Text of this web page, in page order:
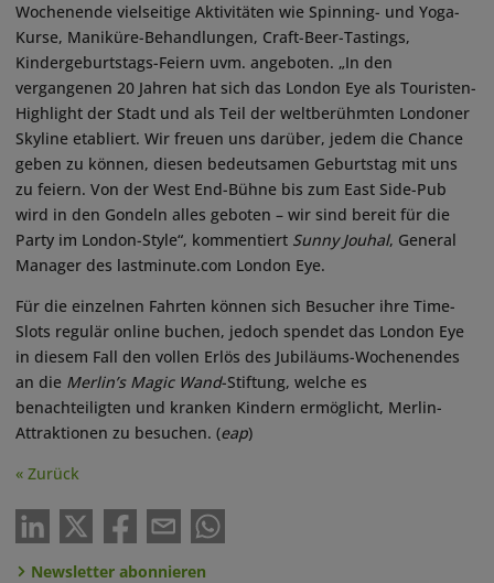
Wochenende vielseitige Aktivitäten wie Spinning- und Yoga-
Kurse, Maniküre-Behandlungen, Craft-Beer-Tastings,
Kindergeburtstags-Feiern uvm. angeboten. „In den
vergangenen 20 Jahren hat sich das London Eye als Touristen-
Highlight der Stadt und als Teil der weltberühmten Londoner
Skyline etabliert. Wir freuen uns darüber, jedem die Chance
geben zu können, diesen bedeutsamen Geburtstag mit uns
zu feiern. Von der West End-Bühne bis zum East Side-Pub
wird in den Gondeln alles geboten – wir sind bereit für die
Party im London-Style“, kommentiert Sunny Jouhal, General
Manager des lastminute.com London Eye.
Für die einzelnen Fahrten können sich Besucher ihre Time-
Slots regulär online buchen, jedoch spendet das London Eye
in diesem Fall den vollen Erlös des Jubiläums-Wochenendes
an die Merlin’s Magic Wand-Stiftung, welche es
benachteiligten und kranken Kindern ermöglicht, Merlin-
Attraktionen zu besuchen. (eap)
« Zurück
Newsletter abonnieren